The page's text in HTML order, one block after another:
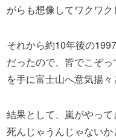
がらも想像してワクワク
それから約10年後の
だったので、皆でこぞっ
を手に富士山へ意気揚々
結果として、嵐がやって
死んじゃうんじゃない